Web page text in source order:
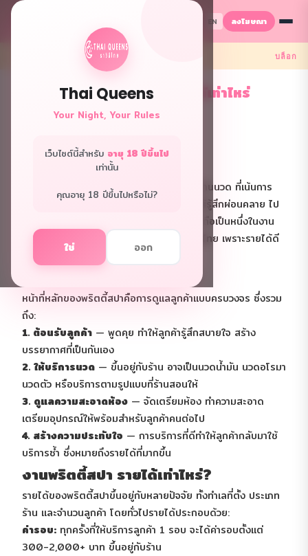
Thai Queens
Your Night, Your Rules
เว็บไซต์นี้สำหรับ อายุ 18 ปีขึ้นไป
เท่านั้น
คุณอายุ 18 ปีขึ้นไปหรือไม่?
ใช่ ออก
EN ลงโฆษณา
บล็อก
งานพริตตี้สปาคืออะไร? รายได้เท่าไหร่
2569 ฉบับสมบูรณ์
งานพริตตี้สปาคืออะไร?
งานพริตตี้สปา คืองานบริการในร้านสปาและร้านนวด ที่เน้นการ
ดูแลลูกค้าอย่างใกล้ชิด ตั้งแต่ต้อนรับ ดูแลให้รู้สึกผ่อนคลาย ไป
จนถึงให้บริการนวดตามรูปแบบที่ร้านกำหนด ถือเป็นหนึ่งในงาน
กลางคืนที่ได้รับความนิยมมากที่สุดในประเทศไทย เพราะรายได้ดี
และไม่จำเป็นต้องมีประสบการณ์มาก่อน
หน้าที่หลักของพริตตี้สปาคือการดูแลลูกค้าแบบครบวงจร ซึ่งรวม
ถึง:
1. ต้อนรับลูกค้า — พูดคุย ทำให้ลูกค้ารู้สึกสบายใจ สร้าง
บรรยากาศที่เป็นกันเอง
2. ให้บริการนวด — ขึ้นอยู่กับร้าน อาจเป็นนวดน้ำมัน นวดอโรมา
นวดตัว หรือบริการตามรูปแบบที่ร้านสอนให้
3. ดูแลความสะอาดห้อง — จัดเตรียมห้อง ทำความสะอาด
เตรียมอุปกรณ์ให้พร้อมสำหรับลูกค้าคนต่อไป
4. สร้างความประทับใจ — การบริการที่ดีทำให้ลูกค้ากลับมาใช้
บริการซ้ำ ซึ่งหมายถึงรายได้ที่มากขึ้น
งานพริตตี้สปา รายได้เท่าไหร่?
รายได้ของพริตตี้สปาขึ้นอยู่กับหลายปัจจัย ทั้งทำเลที่ตั้ง ประเภท
ร้าน และจำนวนลูกค้า โดยทั่วไปรายได้ประกอบด้วย:
ค่ารอบ: ทุกครั้งที่ให้บริการลูกค้า 1 รอบ จะได้ค่ารอบตั้งแต่
300-2,000+ บาท ขึ้นอยู่กับร้าน